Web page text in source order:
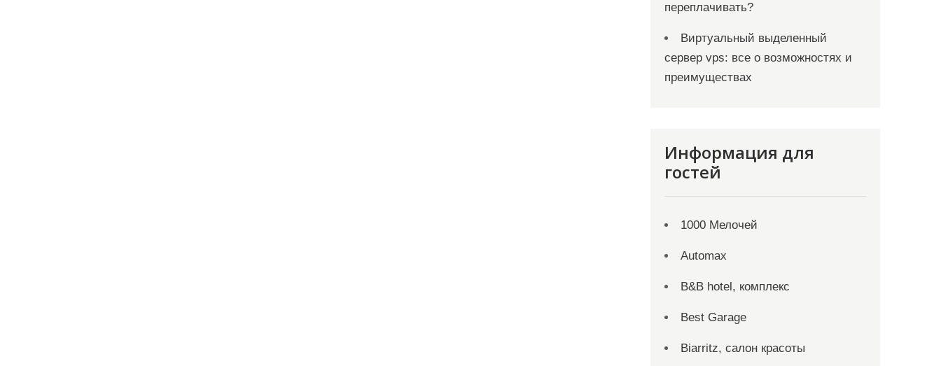
переплачивать?
Виртуальный выделенный
сервер vps: все о возможностях и
преимуществах
Информация для
гостей
1000 Мелочей
Automax
B&B hotel, комплекс
Best Garage
Biarritz, салон красоты